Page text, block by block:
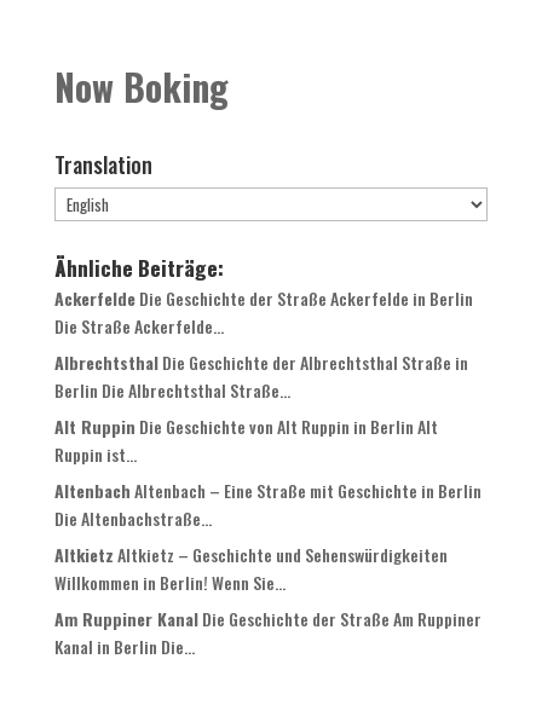
Now Boking
Translation
Ähnliche Beiträge:
Ackerfelde Die Geschichte der Straße Ackerfelde in Berlin
Die Straße Ackerfelde...
Albrechtsthal Die Geschichte der Albrechtsthal Straße in
Berlin Die Albrechtsthal Straße...
Alt Ruppin Die Geschichte von Alt Ruppin in Berlin Alt
Ruppin ist...
AltenbachAltenbach – Eine Straße mit Geschichte in Berlin
Die Altenbachstraße...
AltkietzAltkietz – Geschichte und Sehenswürdigkeiten
Willkommen in Berlin! Wenn Sie...
Am Ruppiner Kanal Die Geschichte der Straße Am Ruppiner
Kanal in Berlin Die...